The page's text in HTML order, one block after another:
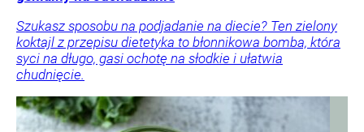
Szukasz sposobu na podjadanie na diecie? Ten zielony
koktajl z przepisu dietetyka to błonnikowa bomba, która
syci na długo, gasi ochotę na słodkie i ułatwia
chudnięcie.